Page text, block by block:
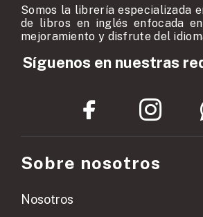
Somos la librería especializada
de libros en inglés enfocada
mejoramiento y disfrute del
Síguenos en nuestras
Sobre nosotros
Nosotros